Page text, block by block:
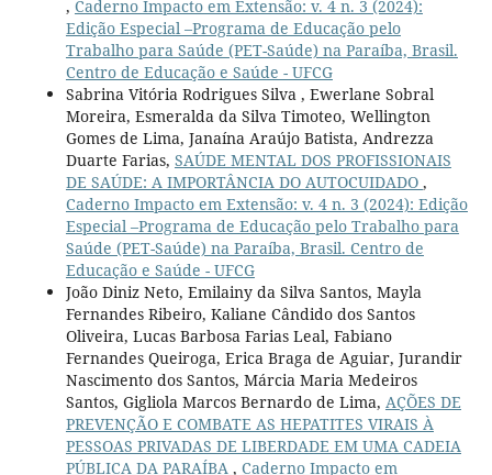
, Caderno Impacto em Extensão: v. 4 n. 3 (2024):
Edição Especial –Programa de Educação pelo
Trabalho para Saúde (PET-Saúde) na Paraíba, Brasil.
Centro de Educação e Saúde - UFCG
Sabrina Vitória Rodrigues Silva , Ewerlane Sobral
Moreira, Esmeralda da Silva Timoteo, Wellington
Gomes de Lima, Janaína Araújo Batista, Andrezza
Duarte Farias, SAÚDE MENTAL DOS PROFISSIONAIS
DE SAÚDE: A IMPORTÂNCIA DO AUTOCUIDADO ,
Caderno Impacto em Extensão: v. 4 n. 3 (2024): Edição
Especial –Programa de Educação pelo Trabalho para
Saúde (PET-Saúde) na Paraíba, Brasil. Centro de
Educação e Saúde - UFCG
João Diniz Neto, Emilainy da Silva Santos, Mayla
Fernandes Ribeiro, Kaliane Cândido dos Santos
Oliveira, Lucas Barbosa Farias Leal, Fabiano
Fernandes Queiroga, Erica Braga de Aguiar, Jurandir
Nascimento dos Santos, Márcia Maria Medeiros
Santos, Gigliola Marcos Bernardo de Lima, AÇÕES DE
PREVENÇÃO E COMBATE AS HEPATITES VIRAIS À
PESSOAS PRIVADAS DE LIBERDADE EM UMA CADEIA
PÚBLICA DA PARAÍBA , Caderno Impacto em